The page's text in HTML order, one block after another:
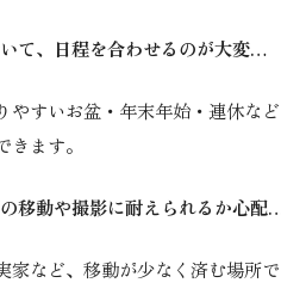
て、日程を合わせるのが大変…
すいお盆・年末年始・連休な
ます。
移動や撮影に耐えられるか心配
など、移動が少なく済む場所